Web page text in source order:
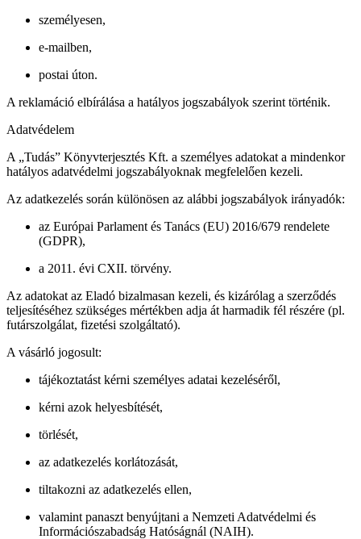
személyesen,
e-mailben,
postai úton.
A reklamáció elbírálása a hatályos jogszabályok szerint történik.
Adatvédelem
A „Tudás” Könyvterjesztés Kft. a személyes adatokat a mindenkor
hatályos adatvédelmi jogszabályoknak megfelelően kezeli.
Az adatkezelés során különösen az alábbi jogszabályok irányadók:
az Európai Parlament és Tanács (EU) 2016/679 rendelete
(GDPR),
a 2011. évi CXII. törvény.
Az adatokat az Eladó bizalmasan kezeli, és kizárólag a szerződés
teljesítéséhez szükséges mértékben adja át harmadik fél részére (pl.
futárszolgálat, fizetési szolgáltató).
A vásárló jogosult:
tájékoztatást kérni személyes adatai kezeléséről,
kérni azok helyesbítését,
törlését,
az adatkezelés korlátozását,
tiltakozni az adatkezelés ellen,
valamint panaszt benyújtani a Nemzeti Adatvédelmi és
Információszabadság Hatóságnál (NAIH).